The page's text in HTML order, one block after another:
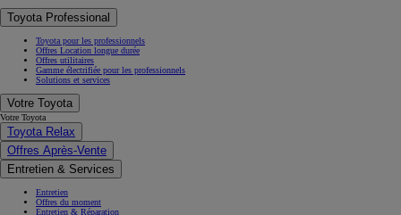
Toyota Professional
Toyota pour les professionnels
Offres Location longue durée
Offres utilitaires
Gamme électrifiée pour les professionnels
Solutions et services
Votre Toyota
Votre Toyota
Toyota Relax
Offres Après-Vente
Entretien & Services
Entretien
Offres du moment
Entretien & Réparation